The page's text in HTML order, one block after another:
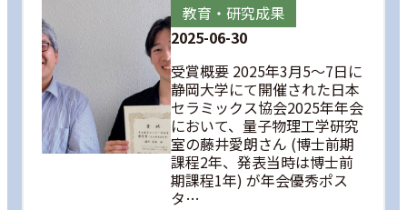
教育・研究成果
2025-06-30
受賞概要 2025年3月5～7日に
静岡大学にて開催された日本
セラミックス協会2025年年会
において、量子物理工学研究
室の藤井愛朗さん (博士前期
課程2年、発表当時は博士前
期課程1年) が年会優秀ポス
タ…